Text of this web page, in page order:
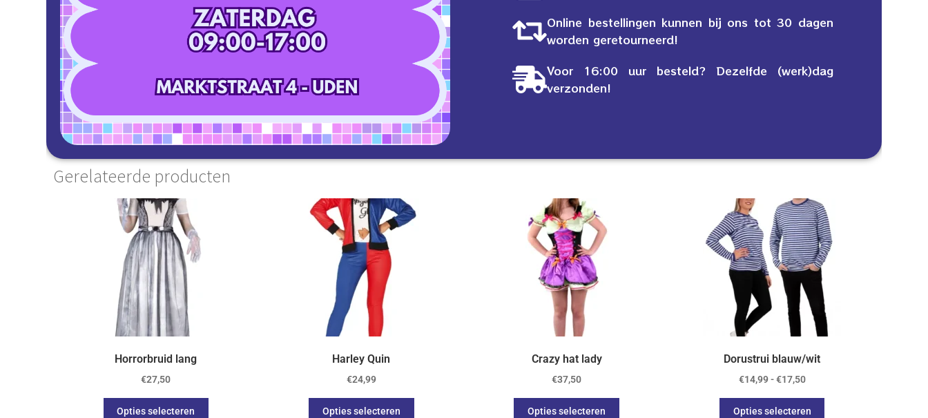
Online bestellingen kunnen bij ons tot 30 dagen
worden geretourneerd!
Voor 16:00 uur besteld? Dezelfde (werk)dag
verzonden!
Gerelateerde producten
Horrorbruid lang
€27,50
Opties selecteren
Harley Quin
€24,99
Opties selecteren
Crazy hat lady
€37,50
Opties selecteren
Dorustrui blauw/wit
€14,99 - €17,50
Opties selecteren